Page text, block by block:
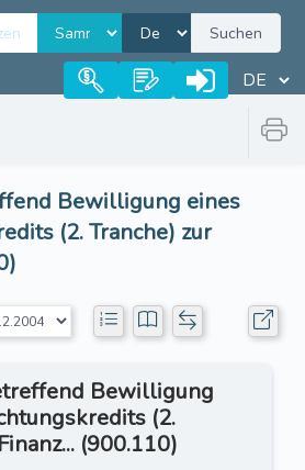
Suchen
Bewilligung eines
(2. Tranche) zur
Bewilligung
(2.
(900.110)